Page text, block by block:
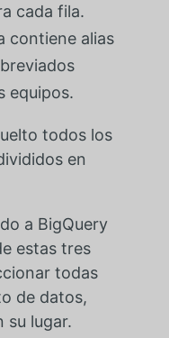
cada fila.
contiene alias
equipos.
todos los
en
a BigQuery
estas tres
todas
de datos,
su lugar.